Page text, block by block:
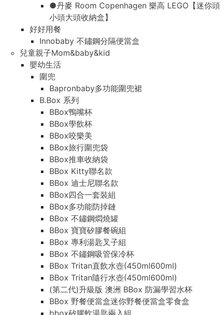
●丹麥 Room Copenhagen 樂高 LEGO【迷你頭
小頭大頭收納盒】
好好用餐
Innobaby 不鏽鋼分隔便當盒
兒童親子Mom&baby&kid
嬰幼生活
圍兜
Bapronbaby多功能圍兜裙
B.Box 系列
BBox鴨嘴杯
BBox學飲杯
BBox咬樂美
BBox旅行圍兜袋
BBox推車收納袋
BBox Kitty聯名款
BBox 迪士尼聯名款
BBox四合一套裝組
BBox多功能防掉鏈
BBox 不鏽鋼燜燒罐
BBox 寶寶矽膠餐碗組
BBox 專利湯匙叉子組
BBox 不鏽鋼吸管保冷杯
BBox Tritan直飲水壺(450ml600ml)
BBox Tritan隨行水壺(450ml600ml)
(第二代)升級版 澳洲 BBox 防漏學習水杯
BBox 野餐便當盒迷你野餐便當盒零食盒
bbox矽膠軟湯匙兩入組